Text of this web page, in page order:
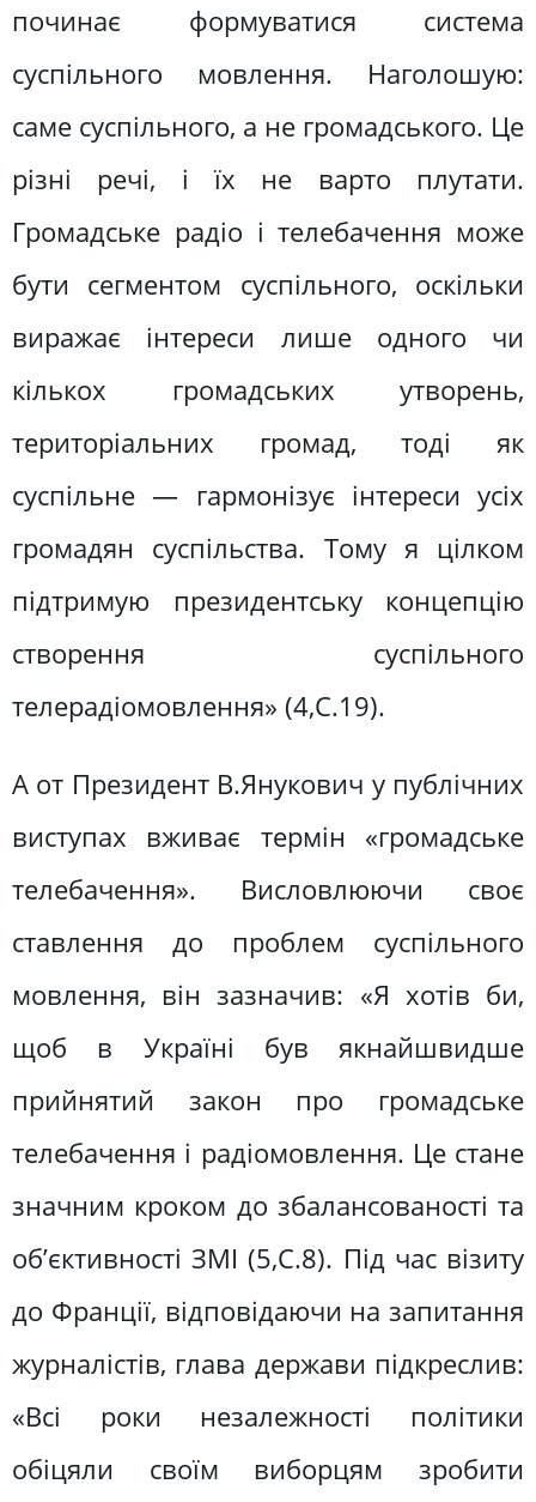
починає формуватися система
суспільного мовлення. Наголошую:
саме суспільного, а не громадського. Це
різні речі, і їх не варто плутати.
Громадське радіо і телебачення може
бути сегментом суспільного, оскільки
виражає інтереси лише одного чи
кількох громадських утворень,
територіальних громад, тоді як
суспільне — гармонізує інтереси усіх
громадян суспільства. Тому я цілком
підтримую президентську концепцію
створення суспільного
телерадіомовлення» (4,С.19).
А от Президент В.Янукович у публічних
виступах вживає термін «громадське
телебачення». Висловлюючи своє
ставлення до проблем суспільного
мовлення, він зазначив: «Я хотів би,
щоб в Україні був якнайшвидше
прийнятий закон про громадське
телебачення і радіомовлення. Це стане
значним кроком до збалансованості та
об’єктивності ЗМІ (5,С.8). Під час візиту
до Франції, відповідаючи на запитання
журналістів, глава держави підкреслив:
«Всі роки незалежності політики
обіцяли своїм виборцям зробити